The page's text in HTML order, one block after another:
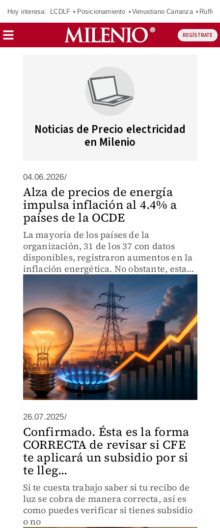
Hoy interesa: LCDLF Posicionamiento Venustiano Carranza Ruffo
REGÍSTRATE
Noticias de Precio electricidad
en Milenio
04.06.2026/
Alza de precios de energía
impulsa inflación al 4.4% a
países de la OCDE
La mayoría de los países de la
organización, 31 de los 37 con datos
disponibles, registraron aumentos en la
inflación energética. No obstante, esta
siguió siendo negativa en Colombia,
Costa Rica, Dinamarca, Islandia y Japón,
pese al repunte observado
26.07.2025/
Confirmado. Ésta es la forma
CORRECTA de revisar si CFE
te aplicará un subsidio por si
te lleg...
Si te cuesta trabajo saber si tu recibo de
luz se cobra de manera correcta, así es
como puedes verificar si tienes subsidio
o no